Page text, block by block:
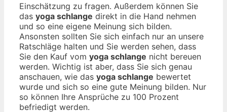
Einschätzung zu fragen. Außerdem können Sie
das yoga schlange direkt in die Hand nehmen
und so eine eigene Meinung sich bilden.
Ansonsten sollten Sie sich einfach nur an unsere
Ratschläge halten und Sie werden sehen, dass
Sie den Kauf vom yoga schlange nicht bereuen
werden. Wichtig ist aber, dass Sie sich genau
anschauen, wie das yoga schlange bewertet
wurde und sich so eine gute Meinung bilden. Nur
so können Ihre Ansprüche zu 100 Prozent
befriedigt werden.